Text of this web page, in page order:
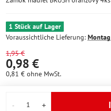
1 Stück auf Lager
Voraussichtliche Lieferung: Montag
1,95 €
0,98 €
0,81 € ohne MwSt.